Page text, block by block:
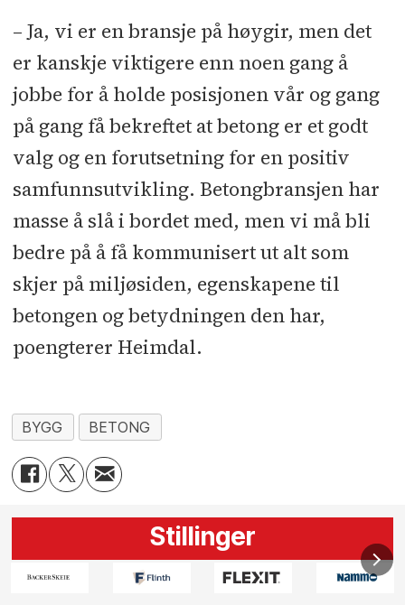
– Ja, vi er en bransje på høygir, men det
er kanskje viktigere enn noen gang å
jobbe for å holde posisjonen vår og gang
på gang få bekreftet at betong er et godt
valg og en forutsetning for en positiv
samfunnsutvikling. Betongbransjen har
masse å slå i bordet med, men vi må bli
bedre på å få kommunisert ut alt som
skjer på miljøsiden, egenskapene til
betongen og betydningen den har,
poengterer Heimdal.
BYGG BETONG
Stillinger